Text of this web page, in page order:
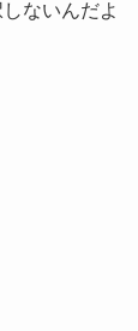
ないんだよ